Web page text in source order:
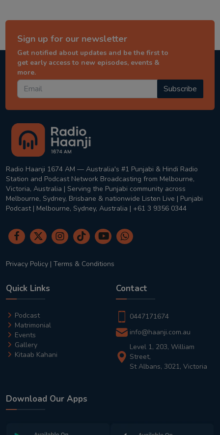
Sign up for our newsletter
Get notified about updates and be the first to
get early access to new episodes, events &
more.
Subscribe
Radio Haanji 1674 AM — Australia's #1 Punjabi & Hindi Radio
Station and Podcast Network Broadcasting from Melbourne,
Victoria, Australia | Serving the Punjabi community across
Melbourne, Sydney, Brisbane & nationwide Listen Live | Punjabi
Podcast | Melbourne, Sydney, Australia | +61 3 9356 0344
Privacy Policy | Terms & Conditions
Quick Links
Podcast
Matrimonial
Events
Gallery
Kitaab Kahani
Contact
0447171674
info@haanji.com.au
Level 1, 203, William
Street,
St Albans, 3021, Victoria
Download Our Apps